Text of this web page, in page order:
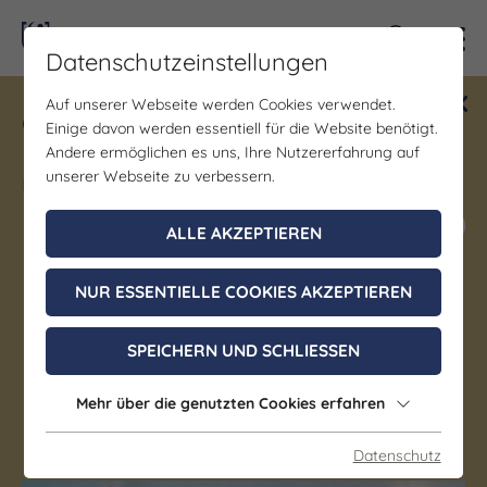
Gewinne ein Blind Date mit Saale-
Unstrut! Teilnahme vom 1.7. - 18.12.
möglich.
Jetzt mitmachen
Porzellanwelten
Leuchtenburg
Seitenroda
Datenschutzeinstellungen
Auf unserer Webseite werden Cookies verwendet.
Einige davon werden essentiell für die Website benötigt.
Andere ermöglichen es uns, Ihre Nutzererfahrung auf
unserer Webseite zu verbessern.
ALLE AKZEPTIEREN
NUR ESSENTIELLE COOKIES AKZEPTIEREN
SPEICHERN UND SCHLIESSEN
Mehr über die genutzten Cookies erfahren
Datenschutz